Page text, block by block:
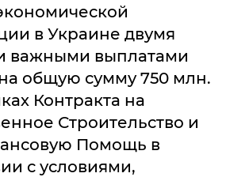
в Украине двумя
важными выплатами
общую сумму 750 млн.
Контракта на
Строительство и
Помощь в
с условиями,